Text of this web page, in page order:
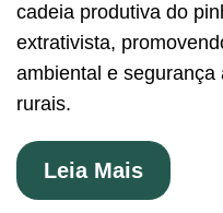
cadeia produtiva do
extrativista,
ambiental e
rurais.
Leia Mais